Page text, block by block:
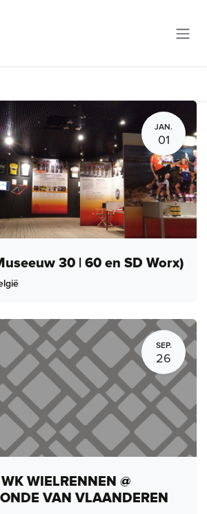
JAN.
01
30 | 60 en SD Worx)
SEP.
26
WIELRENNEN @
VAN VLAANDEREN